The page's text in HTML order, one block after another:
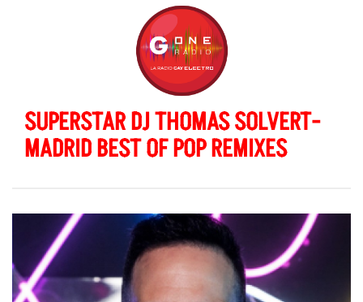
SUPERSTAR DJ THOMAS SOLVERT-
MADRID BEST OF POP REMIXES